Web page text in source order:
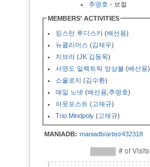
추명호 - 보컬
MEMBERS' ACTIVITIES
킹스턴 루디스카 (배선용)
뉴클리어스 (김재우)
지브라 (JK 김동욱)
서영도 일렉트릭 앙상블 (배선용)
소울로지 (김수환)
매일 노넷 (배선용 추명호)
아웃포스트 (고재규)
Trio Mindpoly (고재규)
MANIADB: maniadb/artist/432318